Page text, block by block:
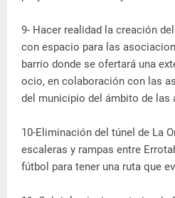
9- Hacer realidad la creación
con espacio para las
barrio donde se ofertará una
ocio, en colaboración con las
del municipio del ámbito de las
10-Eliminación del túnel de La
escaleras y rampas entre
fútbol para tener una ruta que